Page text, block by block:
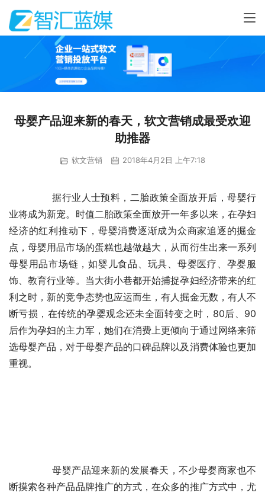
母婴产品迎来新的春天，软文营销成最受欢迎
助推器
软文营销 2018年4月2日 上午7:18
业将成为新宠。时值二胎政策全面放开一年多以来，在孕妇
经济的红利推动下，母婴消费逐渐成为众商家追逐的掘金
点，母婴用品市场的蛋糕也越做越大，从而衍生出来一系列
母婴用品市场链，如婴儿食品、玩具、母婴医疗、孕婴服
饰、教育行业等。当大街小巷都开始捕捉孕妇经济带来的红
利之时，新的竞争态势也应运而生，有人掘金无数，有人不
断亏损，在传统的孕婴观念还未全面转变之时，80后、90
后作为孕妇的主力军，她们在消费上更倾向于通过网络来筛
选母婴产品，对于母婴产品的口碑品牌以及消费体验也更加
重视。
断摸索各种产品品牌推广的方式，在众多的推广方式中，尤